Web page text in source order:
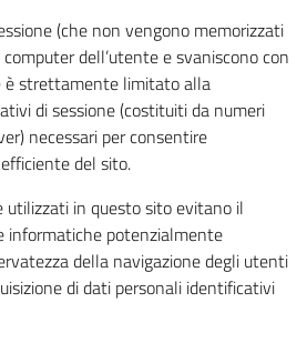
(che non vengono memorizzati
dell’utente e svaniscono con
è strettamente limitato alla
di sessione (costituiti da numeri
necessari per consentire
del sito.
utilizzati in questo sito evitano il
informatiche potenzialmente
della navigazione degli utenti
di dati personali identificativi